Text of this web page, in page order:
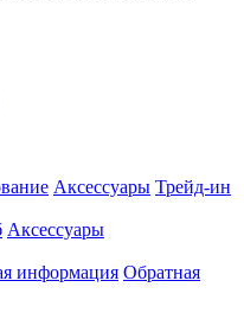
Аксессуары Трейд-ин
Аксессуары
информация Обратная